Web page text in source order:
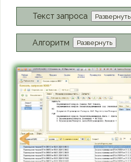
Текст запроса Развернуть
Алгоритм Развернуть
<